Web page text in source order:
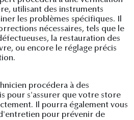
utilisant des instruments
les problèmes spécifiques. Il
nécessaires, tels que le
la restauration des
ou encore le réglage précis
procédera à des
pour s'assurer que votre store
Il pourra également vous
pour prévenir de